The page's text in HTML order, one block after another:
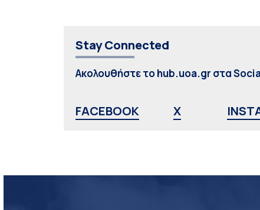
Stay Connected
Ακολουθήστε το hub.uoa.gr στα
FACEBOOK X